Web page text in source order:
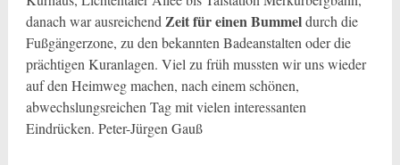
danach war ausreichend Zeit für einen Bummeldurch die
Fußgängerzone, zu den bekannten Badeanstalten oder die
prächtigen Kuranlagen. Viel zu früh mussten wir uns wieder
auf den Heimweg machen, nach einem schönen,
abwechslungsreichen Tag mit vielen interessanten
Eindrücken. Peter-Jürgen Gauß